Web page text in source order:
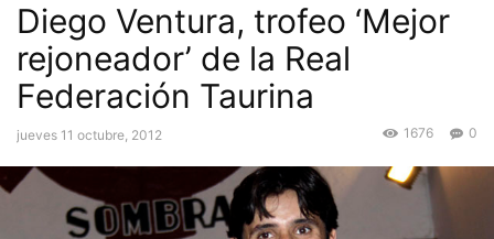
Diego Ventura, trofeo ‘Mejor
rejoneador’ de la Real
Federación Taurina
jueves 11 octubre, 2012 0
1676